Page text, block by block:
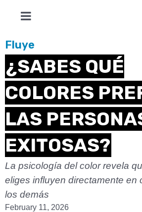
Fluye
¿SABES QUÉ
COLORES
LAS
EXITOSAS?
La psicología del color revela
eliges influyen directamente en
los demás
February 11, 2026